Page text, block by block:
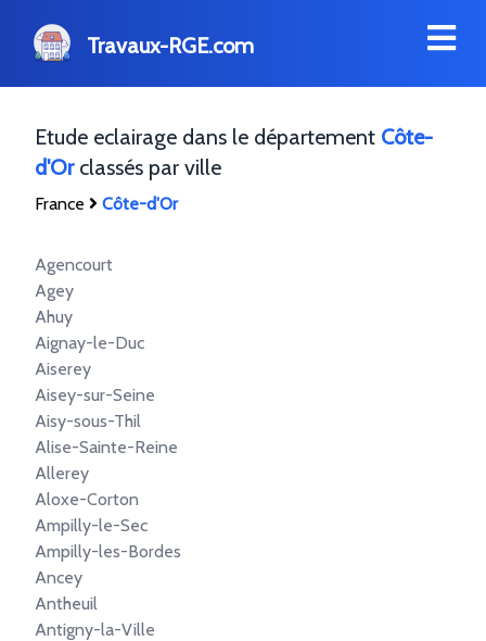
Travaux-RGE.com
Etude eclairage dans le département Côte-
d'Orclassés par ville
France Côte-d'Or
Agencourt
Agey
Ahuy
Aignay-le-Duc
Aiserey
Aisey-sur-Seine
Aisy-sous-Thil
Alise-Sainte-Reine
Allerey
Aloxe-Corton
Ampilly-le-Sec
Ampilly-les-Bordes
Ancey
Antheuil
Antigny-la-Ville